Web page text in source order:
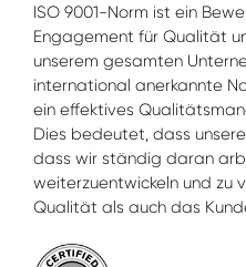
ISO 9001-Norm ist ein
Engagement für Qualität
unserem gesamten
international anerkannte
ein effektives
Dies bedeutet, dass
dass wir ständig daran
weiterzuentwickeln und zu
Qualität als auch das